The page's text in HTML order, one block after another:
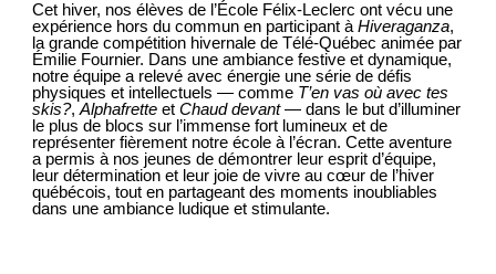
Cet hiver, nos élèves de l’École Félix-Leclerc ont vécu une
expérience hors du commun en participant àHiveraganza,
la grande compétition hivernale de Télé-Québec animée par
Émilie Fournier. Dans une ambiance festive et dynamique,
notre équipe a relevé avec énergie une série de défis
physiques et intellectuels — comme T’en vas où avec tes
skis?,Alphafrette etChaud devant— dans le but d’illuminer
le plus de blocs sur l’immense fort lumineux et de
représenter fièrement notre école à l’écran. Cette aventure
a permis à nos jeunes de démontrer leur esprit d’équipe,
leur détermination et leur joie de vivre au cœur de l’hiver
québécois, tout en partageant des moments inoubliables
dans une ambiance ludique et stimulante.